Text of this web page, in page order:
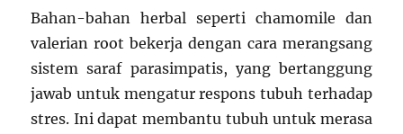
Bahan-bahan herbal seperti chamomile dan
valerian root bekerja dengan cara merangsang
sistem saraf parasimpatis, yang bertanggung
jawab untuk mengatur respons tubuh terhadap
stres. Ini dapat membantu tubuh untuk merasa